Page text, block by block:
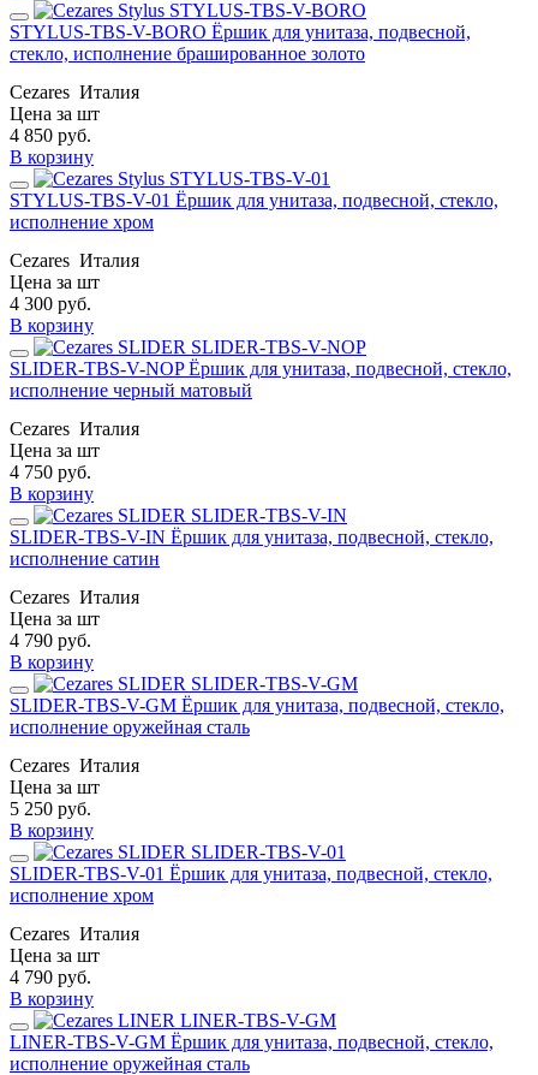
STYLUS-TBS-V-BORO Ёршик для унитаза, подвесной,
стекло, исполнение брашированное золото
Cezares Италия
Цена за шт
4 850 руб.
В корзину
STYLUS-TBS-V-01 Ёршик для унитаза, подвесной, стекло,
исполнение хром
Cezares Италия
Цена за шт
4 300 руб.
В корзину
SLIDER-TBS-V-NOP Ёршик для унитаза, подвесной, стекло,
исполнение черный матовый
Cezares Италия
Цена за шт
4 750 руб.
В корзину
SLIDER-TBS-V-IN Ёршик для унитаза, подвесной, стекло,
исполнение сатин
Cezares Италия
Цена за шт
4 790 руб.
В корзину
SLIDER-TBS-V-GM Ёршик для унитаза, подвесной, стекло,
исполнение оружейная сталь
Cezares Италия
Цена за шт
5 250 руб.
В корзину
SLIDER-TBS-V-01 Ёршик для унитаза, подвесной, стекло,
исполнение хром
Cezares Италия
Цена за шт
4 790 руб.
В корзину
LINER-TBS-V-GM Ёршик для унитаза, подвесной, стекло,
исполнение оружейная сталь